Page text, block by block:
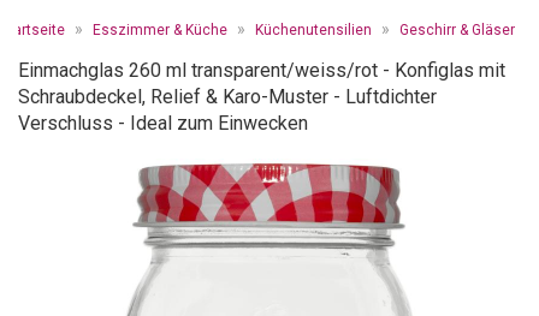
Startseite » Esszimmer & Küche » Küchenutensilien » Geschirr & Gläser
Einmachglas 260 ml transparent/weiss/rot - Konfiglas mit
Schraubdeckel, Relief & Karo-Muster - Luftdichter
Verschluss - Ideal zum Einwecken